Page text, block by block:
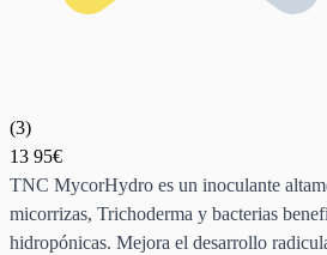
(3)
13 95€
TNC MycorHydro es un inoculante
micorrizas, Trichoderma y bacterias
hidropónicas. Mejora el desarrollo